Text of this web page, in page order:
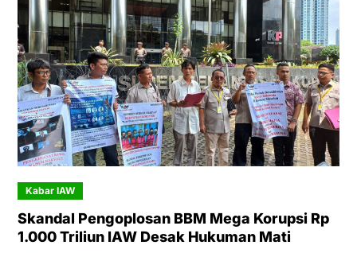
Kabar IAW
Skandal Pengoplosan BBM Mega Korupsi Rp
1.000 Triliun IAW Desak Hukuman Mati